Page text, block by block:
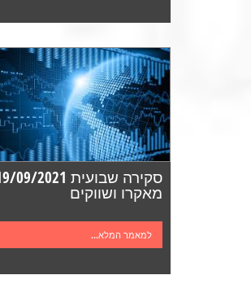
סקירה שבועית 19/09/
מאקרו ושווקים
למאמר המלא...